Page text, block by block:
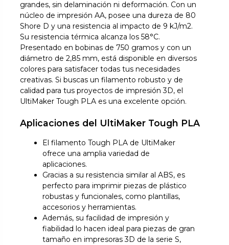
grandes, sin delaminación ni deformación. Con un
núcleo de impresión AA, posee una dureza de 80
Shore D y una resistencia al impacto de 9 kJ/m2.
Su resistencia térmica alcanza los 58°C.
Presentado en bobinas de 750 gramos y con un
diámetro de 2,85 mm, está disponible en diversos
colores para satisfacer todas tus necesidades
creativas. Si buscas un filamento robusto y de
calidad para tus proyectos de impresión 3D, el
UltiMaker Tough PLA es una excelente opción.
Aplicaciones del UltiMaker Tough PLA
El filamento Tough PLA de UltiMaker
ofrece una amplia variedad de
aplicaciones.
Gracias a su resistencia similar al ABS, es
perfecto para imprimir piezas de plástico
robustas y funcionales, como plantillas,
accesorios y herramientas.
Además, su facilidad de impresión y
fiabilidad lo hacen ideal para piezas de gran
tamaño en impresoras 3D de la serie S,